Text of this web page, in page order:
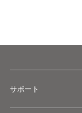
サポート